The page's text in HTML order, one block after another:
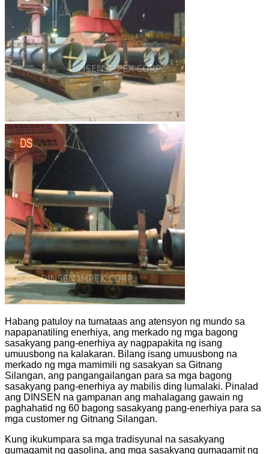
Habang patuloy na tumataas ang atensyon ng mundo sa
napapanatiling enerhiya, ang merkado ng mga bagong
sasakyang pang-enerhiya ay nagpapakita ng isang
umuusbong na kalakaran. Bilang isang umuusbong na
merkado ng mga mamimili ng sasakyan sa Gitnang
Silangan, ang pangangailangan para sa mga bagong
sasakyang pang-enerhiya ay mabilis ding lumalaki. Pinalad
ang DINSEN na gampanan ang mahalagang gawain ng
paghahatid ng 60 bagong sasakyang pang-enerhiya para sa
mga customer ng Gitnang Silangan.
Kung ikukumpara sa mga tradisyunal na sasakyang
gumagamit ng gasolina, ang mga sasakyang gumagamit ng